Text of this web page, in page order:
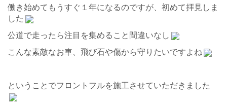
働き始めてもうすぐ１年になるのですが、初めて拝見しま
した
公道で走ったら注目を集めること間違いなし
こんな素敵なお車、飛び石や傷から守りたいですよね
ということでフロントフルを施工させていただきました